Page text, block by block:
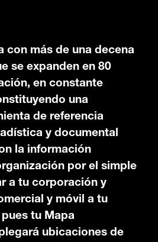
con más de una decena
se expanden en 80
en constante
una
de referencia
y documental
la información
por el simple
a tu corporación y
y móvil a tu
tu Mapa
ubicaciones de